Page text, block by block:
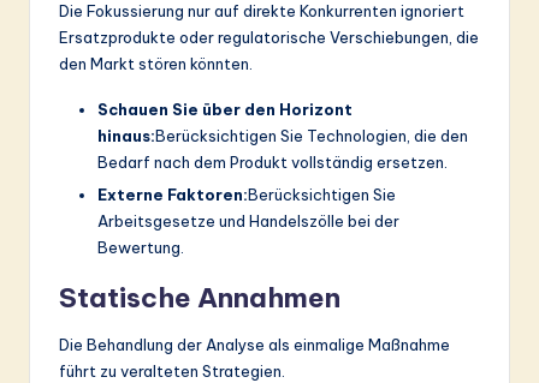
Die Fokussierung nur auf direkte Konkurrenten ignoriert
Ersatzprodukte oder regulatorische Verschiebungen, die
den Markt stören könnten.
Schauen Sie über den Horizont
hinaus:Berücksichtigen Sie Technologien, die den
Bedarf nach dem Produkt vollständig ersetzen.
Externe Faktoren:Berücksichtigen Sie
Arbeitsgesetze und Handelszölle bei der
Bewertung.
Statische Annahmen
Die Behandlung der Analyse als einmalige Maßnahme
führt zu veralteten Strategien.